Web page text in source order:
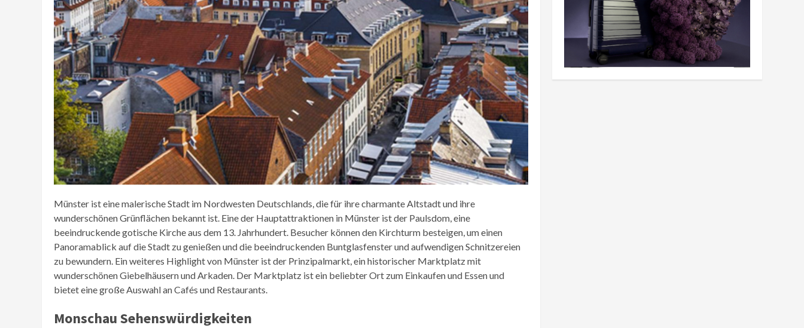
Münster ist eine malerische Stadt im Nordwesten Deutschlands, die für ihre charmante Altstadt und ihre
wunderschönen Grünflächen bekannt ist. Eine der Hauptattraktionen in Münster ist der Paulsdom, eine
beeindruckende gotische Kirche aus dem 13. Jahrhundert. Besucher können den Kirchturm besteigen, um einen
Panoramablick auf die Stadt zu genießen und die beeindruckenden Buntglasfenster und aufwendigen Schnitzereien
zu bewundern. Ein weiteres Highlight von Münster ist der Prinzipalmarkt, ein historischer Marktplatz mit
wunderschönen Giebelhäusern und Arkaden. Der Marktplatz ist ein beliebter Ort zum Einkaufen und Essen und
bietet eine große Auswahl an Cafés und Restaurants.
Monschau Sehenswürdigkeiten